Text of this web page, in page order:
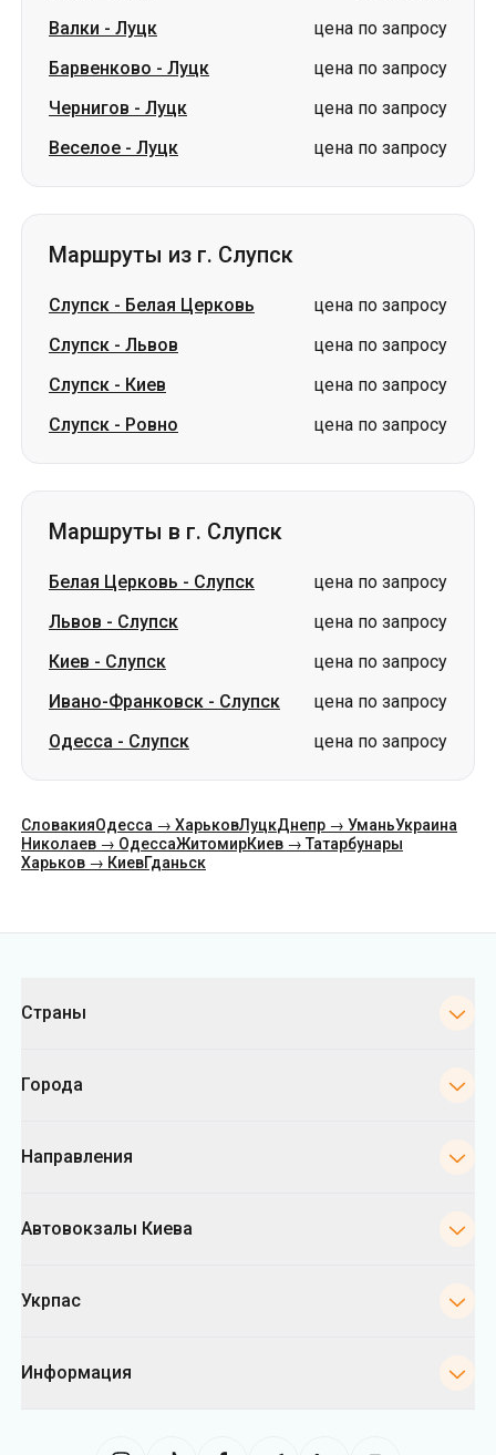
Валки - Луцк
цена по запросу
Барвенково - Луцк
цена по запросу
Чернигов - Луцк
цена по запросу
Веселое - Луцк цена по запросу
Маршруты из г. Слупск
Слупск - Белая Церковь
цена по запросу
Слупск - Львов
цена по запросу
Слупск - Киев
цена по запросу
Слупск - Ровно цена по запросу
Маршруты в г. Слупск
Белая Церковь - Слупск
цена по запросу
Львов - Слупск
цена по запросу
Киев - Слупск
цена по запросу
Ивано-Франковск - Слупск
цена по запросу
Одесса - Слупск цена по запросу
СловакияОдесса → ХарьковЛуцкДнепр → УманьУкраина
Николаев → ОдессаЖитомирКиев → Татарбунары
Харьков → КиевГданьск
Страны
Города
Направления
Автовокзалы Киева
Укрпас
Информация